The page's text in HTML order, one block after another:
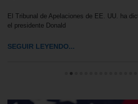
El Tribunal de Apelaciones de EE. UU. ha
el presidente Donald
SEGUIR LEYENDO...